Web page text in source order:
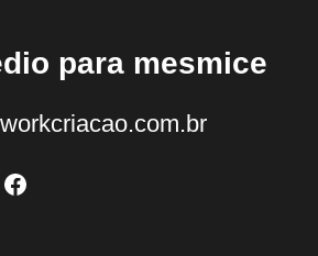
para mesmice
Facebook